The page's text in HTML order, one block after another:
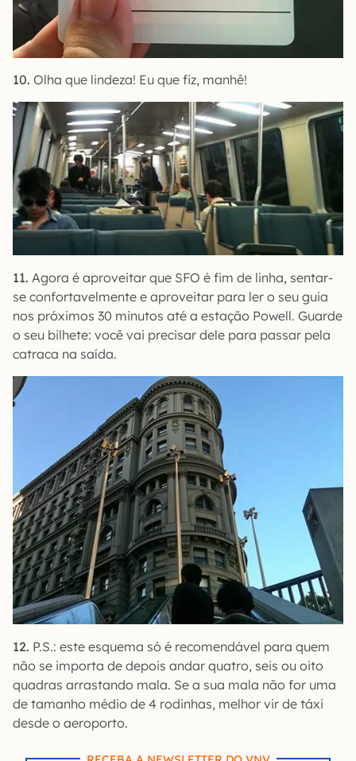
10. Olha que lindeza! Eu que fiz, manhê!
11. Agora é aproveitar que SFO é fim de linha, sentar-
se confortavelmente e aproveitar para ler o seu guia
nos próximos 30 minutos até a estação Powell. Guarde
o seu bilhete: você vai precisar dele para passar pela
catraca na saída.
12. P.S.: este esquema só é recomendável para quem
não se importa de depois andar quatro, seis ou oito
quadras arrastando mala. Se a sua mala não for uma
de tamanho médio de 4 rodinhas, melhor vir de táxi
desde o aeroporto.